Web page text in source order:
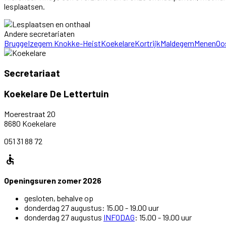
lesplaatsen.
Andere secretariaten
BruggeIzegem Knokke-HeistKoekelareKortrijkMaldegemMenen
Secretariaat
Koekelare De Lettertuin
Moerestraat 20
8680 Koekelare
051 31 88 72
accessible
Openingsuren zomer 2026
gesloten, behalve op
donderdag 27 augustus: 15.00 - 19.00 uur
donderdag 27 augustus INFODAG: 15.00 - 19.00 uur